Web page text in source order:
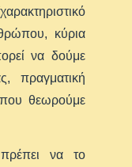
κύρια
να δούμε
πραγματική
θεωρούμε
να το